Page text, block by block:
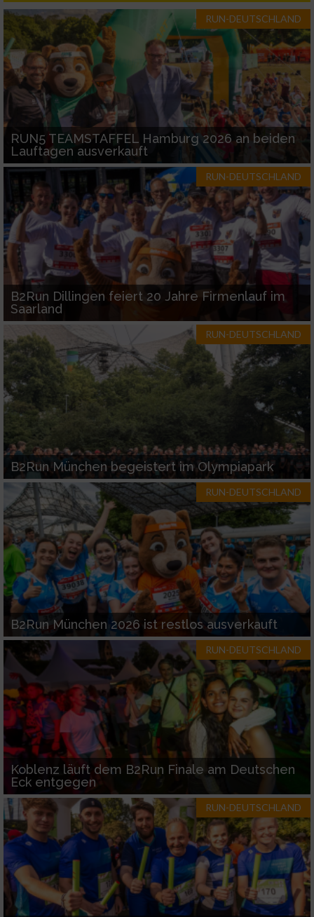
RUN-DEUTSCHLAND
RUN5 TEAMSTAFFEL Hamburg 2026 an beiden
Lauftagen ausverkauft
RUN-DEUTSCHLAND
B2Run Dillingen feiert 20 Jahre Firmenlauf im
Saarland
RUN-DEUTSCHLAND
B2Run München begeistert im Olympiapark
RUN-DEUTSCHLAND
B2Run München 2026 ist restlos ausverkauft
RUN-DEUTSCHLAND
Koblenz läuft dem B2Run Finale am Deutschen
Eck entgegen
RUN-DEUTSCHLAND
IAB-Besonderheiten:
Verwendung genauer Standortdaten
Geräte anhand von aktiv angeforderten
Informationen identifizieren
Nicht-IAB-Verarbeitungszwecke:
Notwendig
Performance
Funktional
Werbung